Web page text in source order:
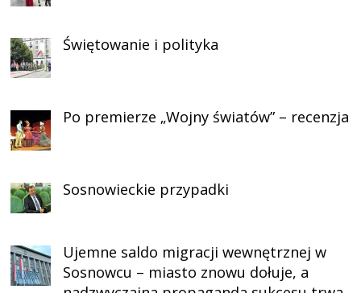
Świętowanie i polityka
Po premierze „Wojny światów” – recenzja
Sosnowieckie przypadki
Ujemne saldo migracji wewnętrznej w
Sosnowcu – miasto znowu dołuje, a